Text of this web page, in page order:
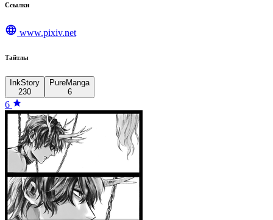
Ссылки
www.pixiv.net
Тайтлы
InkStory
230
PureManga
6
6